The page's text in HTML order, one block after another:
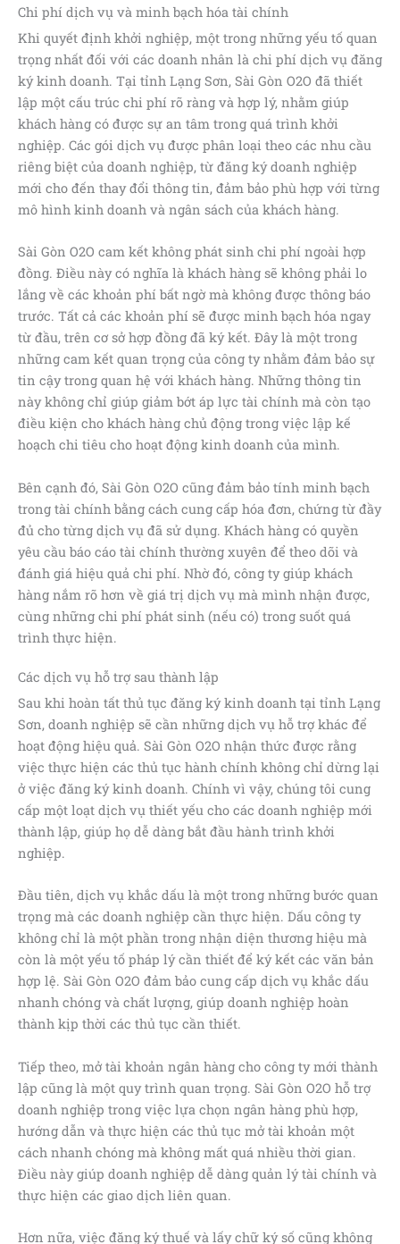
Chi phí dịch vụ và minh bạch hóa tài chính
Khi quyết định khởi nghiệp, một trong những yếu tố quan
trọng nhất đối với các doanh nhân là chi phí dịch vụ đăng
ký kinh doanh. Tại tỉnh Lạng Sơn, Sài Gòn O2O đã thiết
lập một cấu trúc chi phí rõ ràng và hợp lý, nhằm giúp
khách hàng có được sự an tâm trong quá trình khởi
nghiệp. Các gói dịch vụ được phân loại theo các nhu cầu
riêng biệt của doanh nghiệp, từ đăng ký doanh nghiệp
mới cho đến thay đổi thông tin, đảm bảo phù hợp với từng
mô hình kinh doanh và ngân sách của khách hàng.
Sài Gòn O2O cam kết không phát sinh chi phí ngoài hợp
đồng. Điều này có nghĩa là khách hàng sẽ không phải lo
lắng về các khoản phí bất ngờ mà không được thông báo
trước. Tất cả các khoản phí sẽ được minh bạch hóa ngay
từ đầu, trên cơ sở hợp đồng đã ký kết. Đây là một trong
những cam kết quan trọng của công ty nhằm đảm bảo sự
tin cậy trong quan hệ với khách hàng. Những thông tin
này không chỉ giúp giảm bớt áp lực tài chính mà còn tạo
điều kiện cho khách hàng chủ động trong việc lập kế
hoạch chi tiêu cho hoạt động kinh doanh của mình.
Bên cạnh đó, Sài Gòn O2O cũng đảm bảo tính minh bạch
trong tài chính bằng cách cung cấp hóa đơn, chứng từ đầy
đủ cho từng dịch vụ đã sử dụng. Khách hàng có quyền
yêu cầu báo cáo tài chính thường xuyên để theo dõi và
đánh giá hiệu quả chi phí. Nhờ đó, công ty giúp khách
hàng nắm rõ hơn về giá trị dịch vụ mà mình nhận được,
cùng những chi phí phát sinh (nếu có) trong suốt quá
trình thực hiện.
Các dịch vụ hỗ trợ sau thành lập
Sau khi hoàn tất thủ tục đăng ký kinh doanh tại tỉnh Lạng
Sơn, doanh nghiệp sẽ cần những dịch vụ hỗ trợ khác để
hoạt động hiệu quả. Sài Gòn O2O nhận thức được rằng
việc thực hiện các thủ tục hành chính không chỉ dừng lại
ở việc đăng ký kinh doanh. Chính vì vậy, chúng tôi cung
cấp một loạt dịch vụ thiết yếu cho các doanh nghiệp mới
thành lập, giúp họ dễ dàng bắt đầu hành trình khởi
nghiệp.
Đầu tiên, dịch vụ khắc dấu là một trong những bước quan
trọng mà các doanh nghiệp cần thực hiện. Dấu công ty
không chỉ là một phần trong nhận diện thương hiệu mà
còn là một yếu tố pháp lý cần thiết để ký kết các văn bản
hợp lệ. Sài Gòn O2O đảm bảo cung cấp dịch vụ khắc dấu
nhanh chóng và chất lượng, giúp doanh nghiệp hoàn
thành kịp thời các thủ tục cần thiết.
Tiếp theo, mở tài khoản ngân hàng cho công ty mới thành
lập cũng là một quy trình quan trọng. Sài Gòn O2O hỗ trợ
doanh nghiệp trong việc lựa chọn ngân hàng phù hợp,
hướng dẫn và thực hiện các thủ tục mở tài khoản một
cách nhanh chóng mà không mất quá nhiều thời gian.
Điều này giúp doanh nghiệp dễ dàng quản lý tài chính và
thực hiện các giao dịch liên quan.
Hơn nữa, việc đăng ký thuế và lấy chữ ký số cũng không